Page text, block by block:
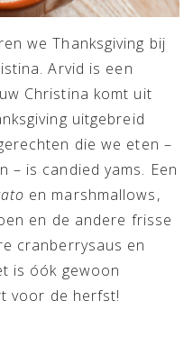
we Thanksgiving bij
Arvid is een
Christina komt uit
uitgebreid
die we eten –
– is candied yams. Een
en marshmallows,
en de andere frisse
cranberrysaus en
is óók gewoon
voor de herfst!